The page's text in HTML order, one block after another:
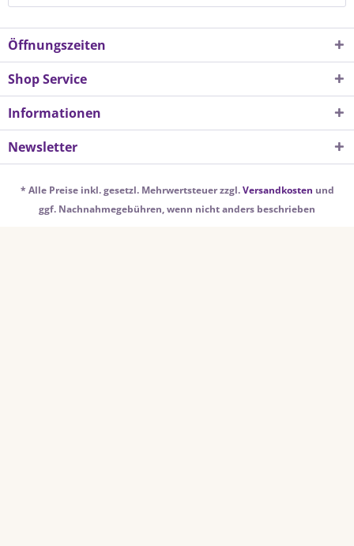
Öffnungszeiten
Shop Service
Informationen
Newsletter
* Alle Preise inkl. gesetzl. Mehrwertsteuer zzgl.Versandkosten und
ggf. Nachnahmegebühren, wenn nicht anders beschrieben